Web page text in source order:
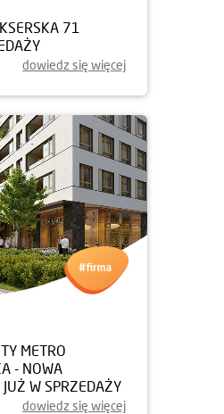
71
dowiedz się więcej
METRO
- NOWA
JUŻ W SPRZEDAŻY
dowiedz się więcej